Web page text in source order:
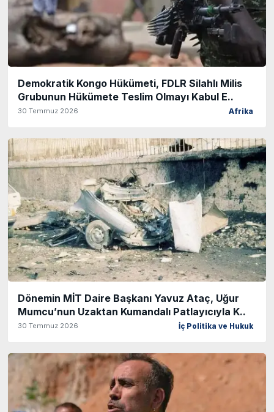
Demokratik Kongo Hükümeti, FDLR Silahlı Milis
Grubunun Hükümete Teslim Olmayı Kabul E..
30 Temmuz 2026 Afrika
Dönemin MİT Daire Başkanı Yavuz Ataç, Uğur
Mumcu’nun Uzaktan Kumandalı Patlayıcıyla K..
30 Temmuz 2026 İç Politika ve Hukuk